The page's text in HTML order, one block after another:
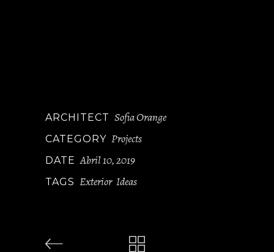
ARCHITECT Sofia Orange
CATEGORY Projects
DATE Abril 10, 2019
TAGS Exterior, Ideas